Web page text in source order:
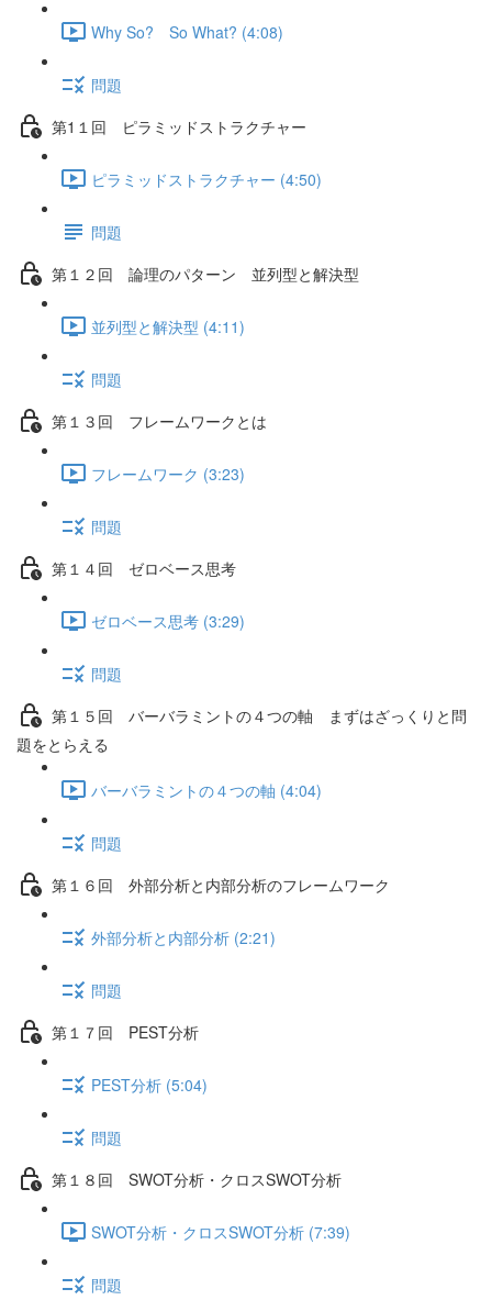
Why So? So What? (4:08)
問題
第1１回 ピラミッドストラクチャー
ピラミッドストラクチャー (4:50)
問題
第１２回 論理のパターン 並列型と解決型
並列型と解決型 (4:11)
問題
第１３回 フレームワークとは
フレームワーク (3:23)
問題
第１４回 ゼロベース思考
ゼロベース思考 (3:29)
問題
第１５回 バーバラミントの４つの軸 まずはざっくりと問
題をとらえる
バーバラミントの４つの軸 (4:04)
問題
第１６回 外部分析と内部分析のフレームワーク
外部分析と内部分析 (2:21)
問題
第１７回 PEST分析
PEST分析 (5:04)
問題
第１８回 SWOT分析・クロスSWOT分析
SWOT分析・クロスSWOT分析 (7:39)
問題